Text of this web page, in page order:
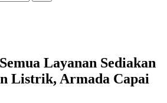
Layanan Sediakan
Listrik, Armada Capai